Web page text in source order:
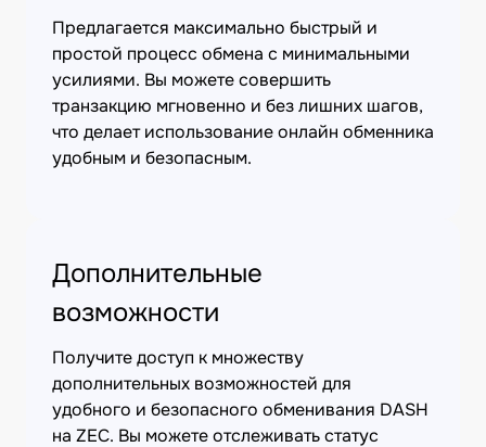
Предлагается максимально быстрый и
простой процесс обмена с минимальными
усилиями. Вы можете совершить
транзакцию мгновенно и без лишних шагов,
что делает использование онлайн обменника
удобным и безопасным.
Дополнительные
возможности
Получите доступ к множеству
дополнительных возможностей для
удобного и безопасного обменивания DASH
на ZEC. Вы можете отслеживать статус